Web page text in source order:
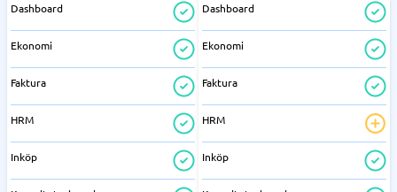
Dashboard
Ekonomi
Faktura
HRM
Inköp
Dashboard
Ekonomi
Faktura
HRM
Inköp